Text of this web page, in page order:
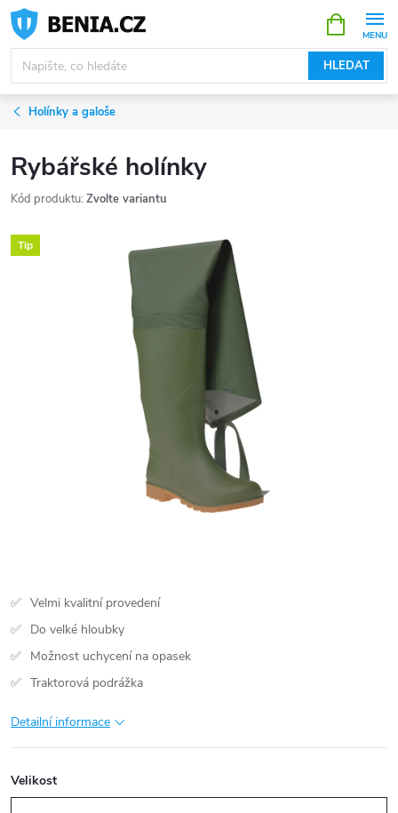
Přejít
obsah
HLEDAT
NÁKUPNÍ
KOŠÍK
Holínky a galoše
Rybářské holínky
Kód produktu: Zvolte variantu
Tip
Velmi kvalitní provedení
Do velké hloubky
Možnost uchycení na opasek
Traktorová podrážka
Detailní informace
Velikost